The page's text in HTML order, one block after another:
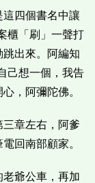
四個書名中讓
櫃「刷」一聲打
出來。阿編知
己想一個，我告
，阿彌陀佛。
章左右，阿爹
回南部顧家。
爺公車，再加